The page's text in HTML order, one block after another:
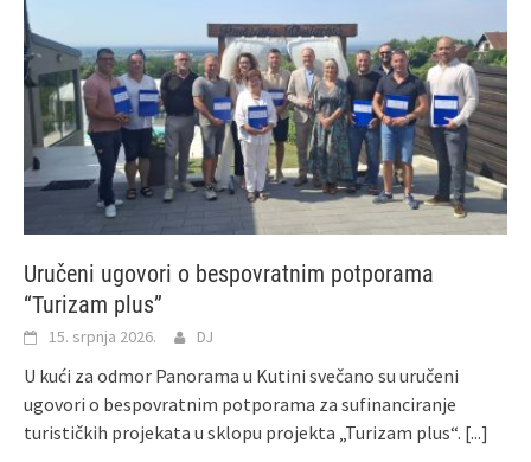
Uručeni ugovori o bespovratnim potporama
“Turizam plus”
15. srpnja 2026. DJ
U kući za odmor Panorama u Kutini svečano su uručeni
ugovori o bespovratnim potporama za sufinanciranje
turističkih projekata u sklopu projekta „Turizam plus“. [...]